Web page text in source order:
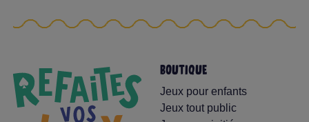
BOUTIQUE
Jeux pour enfants
Jeux tout public